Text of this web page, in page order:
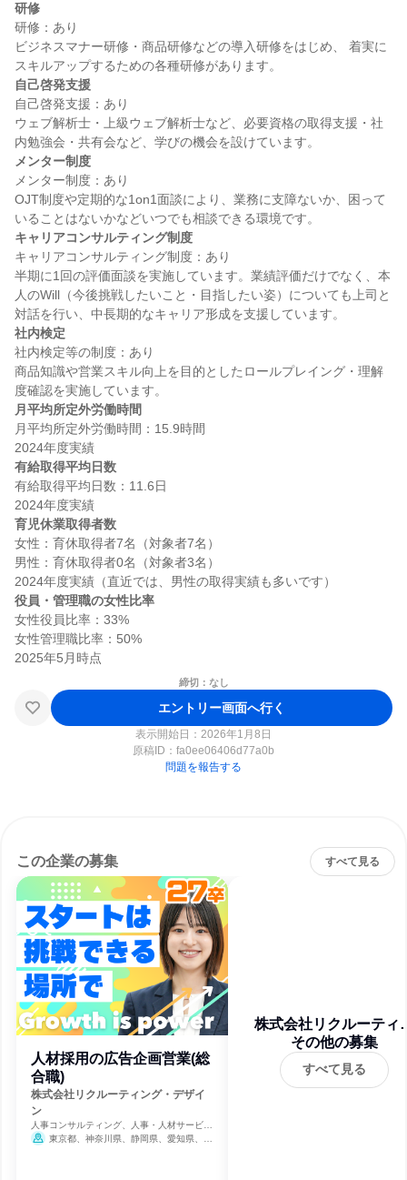
研修
研修：あり
ビジネスマナー研修・商品研修などの導入研修をはじめ、 着実に
自己啓発支援
自己啓発支援：あり
ウェブ解析士・上級ウェブ解析士など、必要資格の取得支援・社
メンター制度
メンター制度：あり
OJT制度や定期的な1on1面談により、業務に支障ないか、困って
キャリアコンサルティング制度
キャリアコンサルティング制度：あり
半期に1回の評価面談を実施しています。業績評価だけでなく、本
人のWill（今後挑戦したいこと・目指したい姿）についても上司と
社内検定
社内検定等の制度：あり
商品知識や営業スキル向上を目的としたロールプレイング・理解
月平均所定外労働時間
月平均所定外労働時間：15.9時間
有給取得平均日数
有給取得平均日数：11.6日
育児休業取得者数
女性：育休取得者7名（対象者7名）
男性：育休取得者0名（対象者3名）
役員・管理職の女性比率
女性役員比率：33%
女性管理職比率：50%
締切：なし
エントリー画面へ行く
表示開始日：2026年1月8日
原稿ID： fa0ee06406d77a0b
問題を報告する
この企業の募集 すべて見る
人材採用の広告企画営業(総
合職)
株式会社リクルーティング・デザイ
ン
人事コンサルティング、人事・人材サービ
ス、広告・宣伝
東京都、神奈川県、静岡県、愛知県、大
株式会社リクルーティ
グ・デザイン
その他の募集
すべて見る